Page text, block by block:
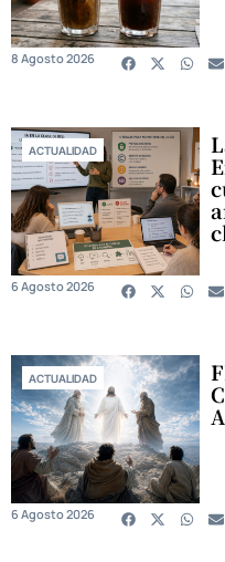
8 Agosto 2026
ACTUALIDAD
6 Agosto 2026
ACTUALIDAD
6 Agosto 2026